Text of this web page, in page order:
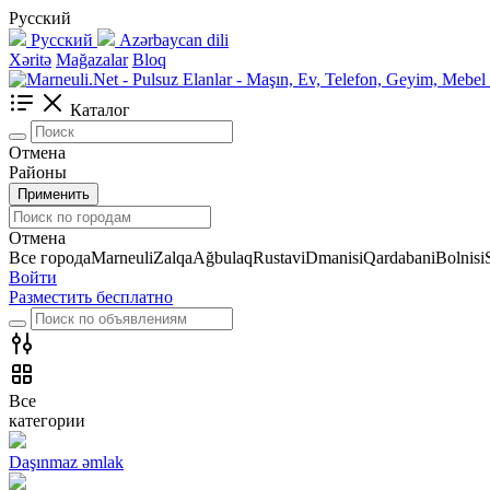
Русский
Русский
Azərbaycan dili
Xəritə Mağazalar Bloq
Каталог
Отмена
Районы
Применить
Отмена
Все городаMarneuliZalqaAğbulaqRustaviDmanisiQardabaniBolnisi
Войти
Разместить бесплатно
Все
категории
Daşınmaz əmlak